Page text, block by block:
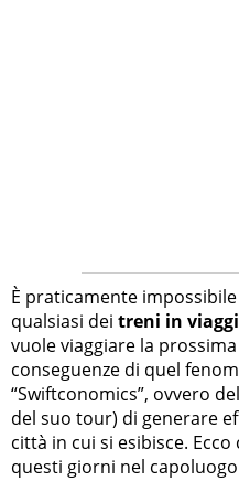
È praticamente
qualsiasi dei treni in
vuole viaggiare la
conseguenze di quel
“Swiftconomics”, ovvero
del suo tour) di generare
città in cui si esibisce.
questi giorni nel